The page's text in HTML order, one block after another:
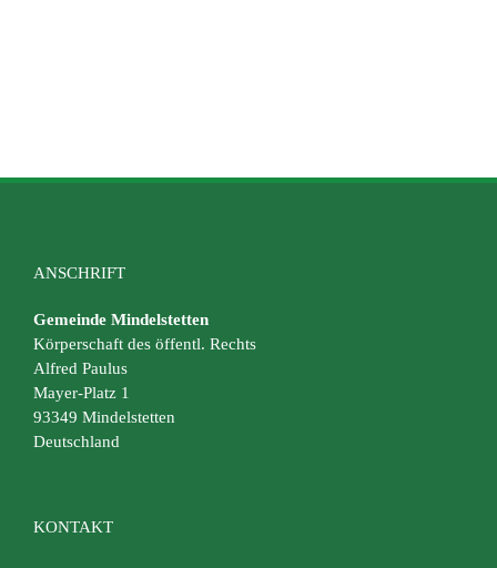
ANSCHRIFT
Gemeinde Mindelstetten
Körperschaft des öffentl. Rechts
Alfred Paulus
Mayer-Platz 1
93349 Mindelstetten
Deutschland
KONTAKT